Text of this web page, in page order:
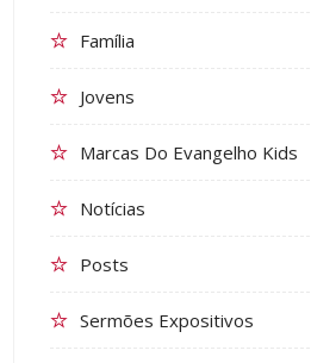
Família
Jovens
Marcas Do Evangelho Kids
Notícias
Posts
Sermões Expositivos